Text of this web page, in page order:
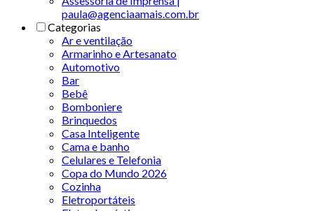
paula@agenciaamais.com.br
Categorias
Ar e ventilação
Armarinho e Artesanato
Automotivo
Bar
Bebê
Bomboniere
Brinquedos
Casa Inteligente
Cama e banho
Celulares e Telefonia
Copa do Mundo 2026
Cozinha
Eletroportáteis